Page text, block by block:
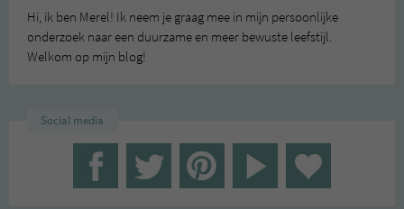
Hi, ik ben Merel! Ik neem je graag mee in mijn persoonlijke
onderzoek naar een duurzame en meer bewuste leefstijl.
Welkom op mijn blog!
Social media